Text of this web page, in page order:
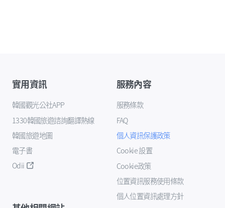
實用資訊
韓國觀光公社APP
1330韓國旅遊諮詢翻譯熱線
韓國旅遊地圖
電子書
Odii
服務內容
服務條款
FAQ
個人資訊保護政策
Cookie 設置
Cookie政策
位置資訊服務使用條款
個人位置資訊處理方針